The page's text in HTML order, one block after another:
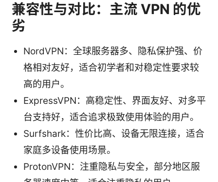
兼容性与对比：主流 VPN 的优
劣
NordVPN：全球服务器多、隐私保护强、价
格相对友好，适合初学者和对稳定性要求较
高的用户。
ExpressVPN：高稳定性、界面友好、对多平
台支持好，适合追求极致使用体验的用户。
Surfshark：性价比高、设备无限连接，适合
家庭多设备使用场景。
ProtonVPN：注重隐私与安全，部分地区服